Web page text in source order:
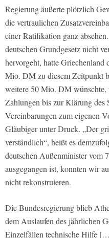
Regierung äußerte plötzlich
die vertraulichen
einer Ratifikation ganz
deutschen Grundgesetz nicht
hervorgeht, hatte Griechenland
Mio. DM zu diesem Zeitpunkt
weitere 50 Mio. DM wünschte,
Zahlungen bis zur Klärung des
Vereinbarungen zum eigenen
Gläubiger unter Druck. „Der
verständlich“, heißt es
deutschen Außenminister vom
ausgegangen ist, konnten wir
nicht rekonstruieren.
Die Bundesregierung blieb
dem Auslaufen des jährlichen
Einzelfällen technische Hilfe